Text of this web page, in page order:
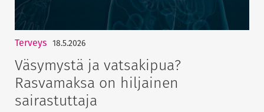
Terveys 18.5.2026
Väsymystä ja vatsakipua?
Rasvamaksa on hiljainen
sairastuttaja